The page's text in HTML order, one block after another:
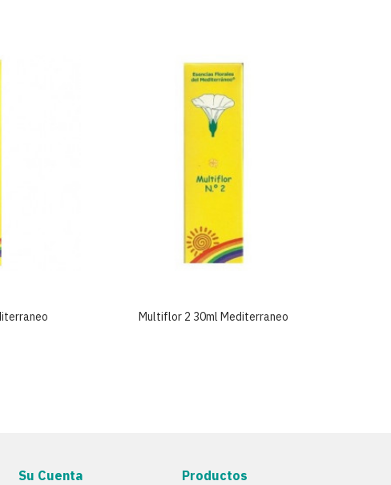
Multiflor 2 30ml Mediterraneo
Su Cuenta Productos